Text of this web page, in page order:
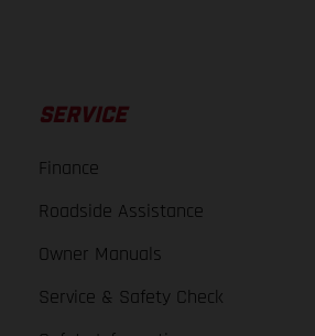
SERVICE
Finance
Roadside Assistance
Owner Manuals
Service & Safety Check